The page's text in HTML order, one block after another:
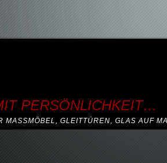
PERSÖNLICHKEIT…
MASSMÖBEL, GLEITTÜREN, GLAS AUF